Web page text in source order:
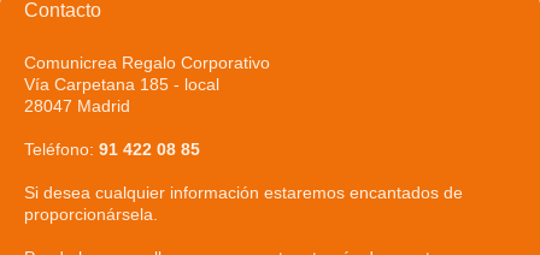
Contacto
Comunicrea Regalo Corporativo
Vía Carpetana 185 - local
28047 Madrid
Teléfono: 91 422 08 85
Si desea cualquier información estaremos encantados de
proporcionársela.